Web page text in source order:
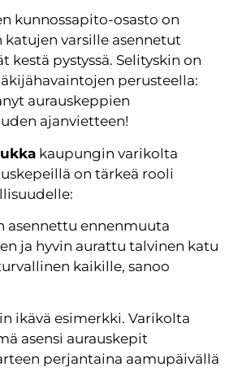
kunnossapito-osasto on
katujen varsille asennetut
kestä pystyssä. Selityskin on
perusteella:
aurauskeppien
ajanvietteen!
kaupungin varikolta
on tärkeä rooli
asennettu ennenmuuta
ja hyvin aurattu talvinen katu
kaikille, sanoo
ikävä esimerkki. Varikolta
asensi aurauskepit
perjantaina aamupäivällä